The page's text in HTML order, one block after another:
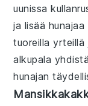
uunissa
ja lisää hunajaa
tuoreilla yrteillä
alkupala
hunajan